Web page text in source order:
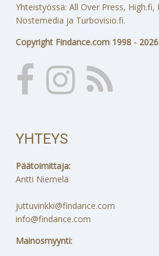
Yhteistyössä: All Over Press,
Nostemedia ja Turbovisio.fi.
Copyright Findance.com 1998 - 2026
YHTEYS
Päätoimittaja:
Antti Niemelä
juttuvinkki@findance.com
info@findance.com
Mainosmyynti: